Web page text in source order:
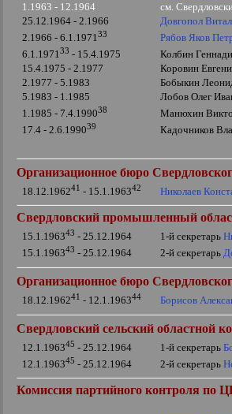
1.1963 - 12.1964
см.
25.12.1964 - 2.1966
Довгопол
2.1966 - 6.1.197133
Рябов Яков
6.1.197133 - 15.4.1975
Колбин
15.4.1975 - 2.1977
Коровин
2.1977 - 5.1983
Бобыкин
5.1983 - 1.1985
Лобов Олег
1.1985 - 7.4.199038
Манюхин
17.4 - 2.6.199039 Кадочников
Организационное бюро
18.12.196241 - 15.1.196342 Николаев
Свердловский промышленный
15.1.196343 - 25.12.1964 1-й секретарь
15.1.196343 - 25.12.1964 2-й секретарь
Организационное бюро
18.12.196241 - 12.1.196344 Борисов
Свердловский сельский областной
12.1.196345 - 25.12.1964 1-й секретарь
12.1.196345 - 25.12.1964 2-й секретарь
Комиссия партийного контроля по